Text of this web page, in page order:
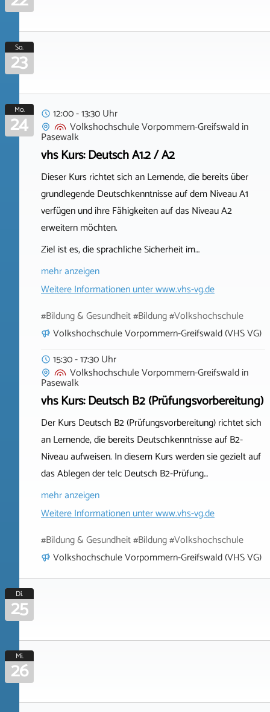
So.
23
Mo.
24
12:00 - 13:30 Uhr
Volkshochschule Vorpommern-Greifswaldin
Pasewalk
vhs Kurs: Deutsch A1.2 / A2
Dieser Kurs richtet sich an Lernende, die bereits über
grundlegende Deutschkenntnisse auf dem Niveau A1
verfügen und ihre Fähigkeiten auf das Niveau A2
erweitern möchten.
Ziel ist es, die sprachliche Sicherheit im…
mehr anzeigen
Weitere Informationen unterwww.vhs-vg.de
#Bildung & Gesundheit #Bildung #Volkshochschule
Volkshochschule Vorpommern-Greifswald (VHS VG)
15:30 - 17:30 Uhr
Volkshochschule Vorpommern-Greifswaldin
Pasewalk
vhs Kurs: Deutsch B2 (Prüfungsvorbereitung)
Der Kurs Deutsch B2 (Prüfungsvorbereitung) richtet sich
an Lernende, die bereits Deutschkenntnisse auf B2-
Niveau aufweisen. In diesem Kurs werden sie gezielt auf
das Ablegen der telc Deutsch B2-Prüfung…
mehr anzeigen
Weitere Informationen unterwww.vhs-vg.de
#Bildung & Gesundheit #Bildung #Volkshochschule
Volkshochschule Vorpommern-Greifswald (VHS VG)
Di.
25
Mi.
26